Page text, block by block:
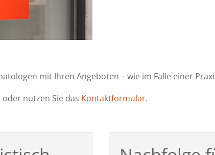
mit Ihren Angeboten – wie im Falle einer
oder nutzen Sie das Kontaktformular.